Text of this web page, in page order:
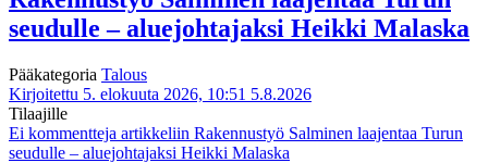
seudulle – aluejohtajaksi Heikki Malaska
Pääkategoria Talous
Kirjoitettu 5. elokuuta 2026, 10:51 5.8.2026
Tilaajille
Ei kommentteja artikkeliin Rakennustyö Salminen laajentaa Turun
seudulle – aluejohtajaksi Heikki Malaska